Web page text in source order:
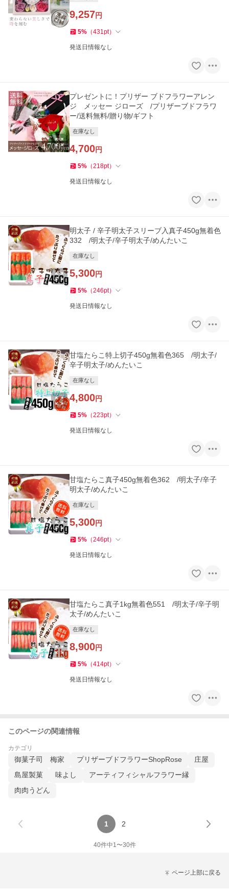
9,257円
5% （431pt）
発送日情報なし
プレゼントに！プリザー ブドフラワーアレン
ジ メッセー ジローズ /プリザーブドフラワ
ー/送料無料/贈り物/ギフト
在庫なし
4,700円
5% （218pt）
発送日情報なし
明太子 / 辛子明太子スリーブ入真子450g無着色
332 /明太子/辛子明太子/めんたいこ
在庫なし
5,300円
5% （246pt）
発送日情報なし
甘塩たらこ特上切子450g無着色365 /明太子/
辛子明太子/めんたいこ
在庫なし
4,800円
5% （223pt）
発送日情報なし
甘塩たらこ真子450g無着色362 /明太子/辛子
明太子/めんたいこ
在庫なし
5,300円
5% （246pt）
発送日情報なし
甘塩たらこ真子1kg無着色551 /明太子/辛子明
太子/めんたいこ
在庫なし
8,900円
5% （414pt）
発送日情報なし
このページの関連情報
カテゴリ
御菓子司 梅家 プリザーブドフラワーShopRose
庄屋
島屋製菓
味よし
アーティフィシャルフラワー縁
肉肉うどん
1 2
40件中1〜30件
ページ上部に戻る